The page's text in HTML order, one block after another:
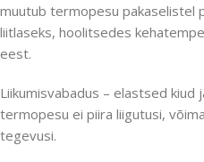
muutub termopesu pakaselistel
liitlaseks, hoolitsedes
eest.
Liikumisvabadus – elastsed
termopesu ei piira liigutusi,
tegevusi.